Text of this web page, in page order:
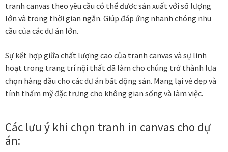
Tranh sơn mài Thư Pháp
Trống Đồng Collection
Viên Dung Collection
Vũ khúc thiên nga Collection
Wheels of Time
Tranh chim sếu nghệ thuật
tranh canvas theo yêu cầu có thể được sản xuất với số lượng
lớn và trong thời gian ngắn. Giúp đáp ứng nhanh chóng nhu
cầu của các dự án lớn.
Sự kết hợp giữa chất lượng cao của tranh canvas và sự linh
hoạt trong trang trí nội thất đã làm cho chúng trở thành lựa
chọn hàng đầu cho các dự án bất động sản. Mang lại vẻ đẹp và
tính thẩm mỹ đặc trưng cho không gian sống và làm việc.
Các lưu ý khi chọn tranh in canvas cho dự
án: